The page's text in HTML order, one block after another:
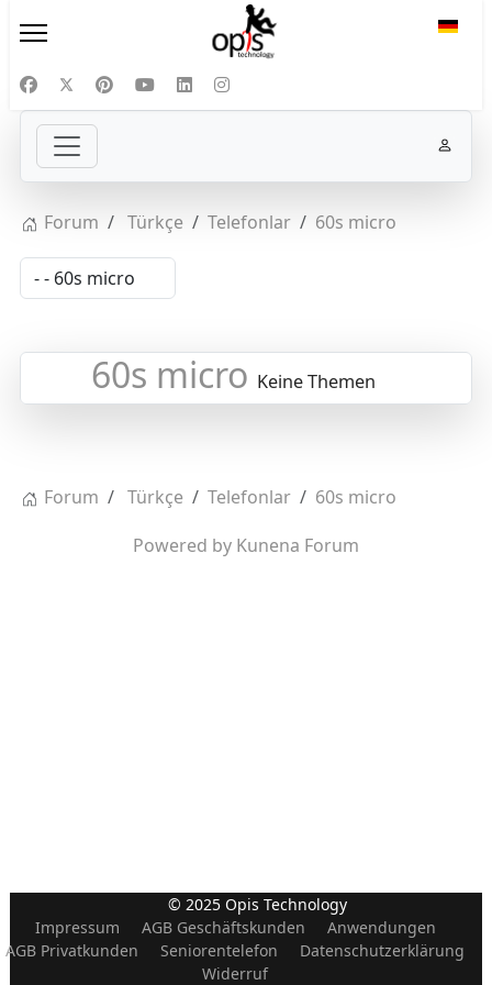
Forum Türkçe Telefonlar 60s micro
60s micro Keine Themen
Forum Türkçe Telefonlar
60s micro
Powered by Kunena Forum
© 2025 Opis Technology
Impressum
AGB Geschäftskunden
Anwendungen
AGB Privatkunden
Seniorentelefon
Datenschutzerklärung
Widerruf